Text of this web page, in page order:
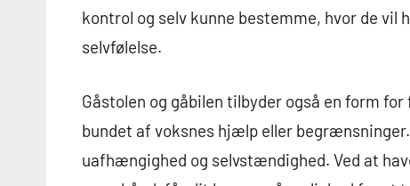
kontrol og selv kunne bestemme, hvor de
selvfølelse.
Gåstolen og gåbilen tilbyder også en form
bundet af voksnes hjælp eller
uafhængighed og selvstændighed. Ved at